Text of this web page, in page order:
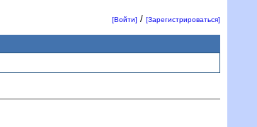
[Войти] /[Зарегистрироваться]